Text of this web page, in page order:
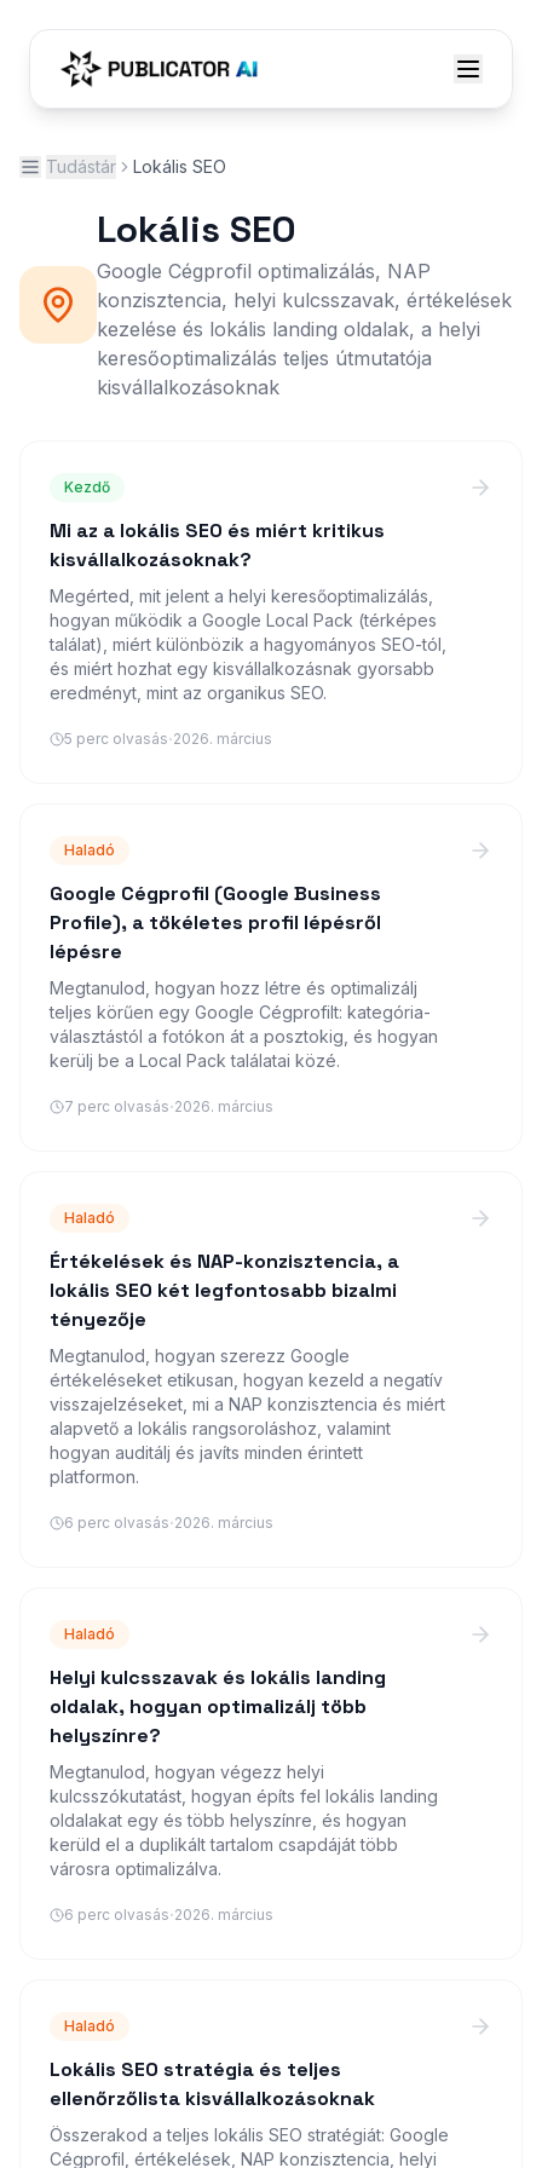
Tudástár Lokális SEO
Lokális SEO
Google Cégprofil optimalizálás, NAP
konzisztencia, helyi kulcsszavak, értékelések
kezelése és lokális landing oldalak, a helyi
keresőoptimalizálás teljes útmutatója
kisvállalkozásoknak
Kezdő
Mi az a lokális SEO és miért kritikus
kisvállalkozásoknak?
Megérted, mit jelent a helyi keresőoptimalizálás,
hogyan működik a Google Local Pack (térképes
találat), miért különbözik a hagyományos SEO-tól,
és miért hozhat egy kisvállalkozásnak gyorsabb
eredményt, mint az organikus SEO.
5 perc olvasás·2026. március
Haladó
Google Cégprofil (Google Business
Profile), a tökéletes profil lépésről
lépésre
Megtanulod, hogyan hozz létre és optimalizálj
teljes körűen egy Google Cégprofilt: kategória-
választástól a fotókon át a posztokig, és hogyan
kerülj be a Local Pack találatai közé.
7 perc olvasás·2026. március
Haladó
Értékelések és NAP-konzisztencia, a
lokális SEO két legfontosabb bizalmi
tényezője
Megtanulod, hogyan szerezz Google
értékeléseket etikusan, hogyan kezeld a negatív
visszajelzéseket, mi a NAP konzisztencia és miért
alapvető a lokális rangsoroláshoz, valamint
hogyan auditálj és javíts minden érintett
platformon.
6 perc olvasás·2026. március
Haladó
Helyi kulcsszavak és lokális landing
oldalak, hogyan optimalizálj több
helyszínre?
Megtanulod, hogyan végezz helyi
kulcsszókutatást, hogyan építs fel lokális landing
oldalakat egy és több helyszínre, és hogyan
kerüld el a duplikált tartalom csapdáját több
városra optimalizálva.
6 perc olvasás·2026. március
Haladó
Lokális SEO stratégia és teljes
ellenőrzőlista kisvállalkozásoknak
Összerakod a teljes lokális SEO stratégiát: Google
Cégprofil, értékelések, NAP konzisztencia, helyi